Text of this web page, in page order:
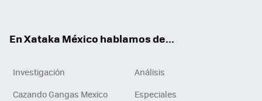
En Xataka México hablamos de...
Investigación
Análisis
Cazando Gangas Mexico
Especiales